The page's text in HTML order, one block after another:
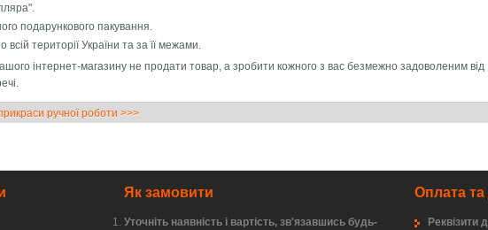
подарункового пакування.
всій території України та за її межами.
інтернет-магазину не продати товар, а зробити кожного з вас безмежно задоволеним від
ручної роботи >>>
Як замовити
Уточніть наявність і вартість, зв'язавшись будь-
Оплата та
Реквізити